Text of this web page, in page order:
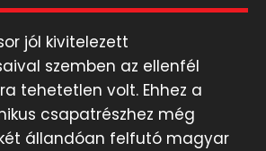
jól kivitelezett
szemben az ellenfél
tehetetlen volt. Ehhez a
csapatrészhez még
állandóan felfutó magyar